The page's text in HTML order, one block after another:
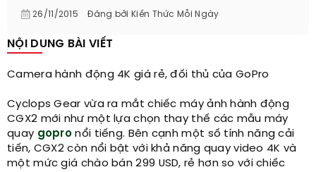
26/11/2015 Đăng bởi Kiến Thức Mỗi Ngày
NỘI DUNG BÀI VIẾT
Camera hành động 4K giá rẻ, đối thủ của GoPro
Cyclops Gear vừa ra mắt chiếc máy ảnh hành động
CGX2 mới như một lựa chọn thay thế các mẫu máy
quay gopro nổi tiếng. Bên cạnh một số tính năng cải
tiến, CGX2 còn nổi bật với khả năng quay video 4K và
một mức giá chào bán 299 USD, rẻ hơn so với chiếc